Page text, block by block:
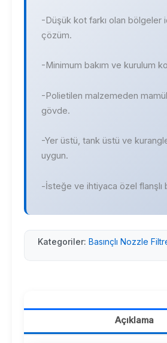
-Düşük kot farkı olan bölgeler
çözüm.
-Minimum bakım ve kurulum
-Polietilen malzemeden
gövde.
-Yer üstü, tank üstü ve
uygun.
-İsteğe ve ihtiyaca özel flanşlı
Kategoriler: Basınçlı Nozzle
Açıklama